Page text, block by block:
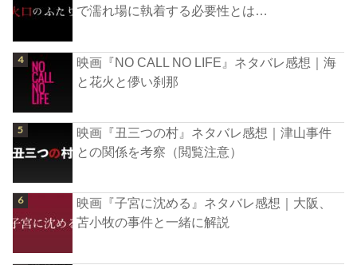
で濡れ場に執着する必要性とは…
映画『NO CALL NO LIFE』ネタバレ感想｜海
と花火と儚い刹那
映画『丑三つの村』ネタバレ感想｜津山事件
との関係を考察（閲覧注意）
映画『子宮に沈める』ネタバレ感想｜大阪、
苫小牧の事件と一緒に解説